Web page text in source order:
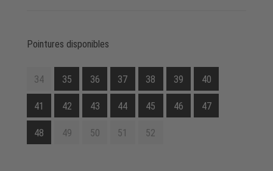
Pointures disponibles
34 35 36 37 38 39 40
41 42 43 44 45 46 47
48 49 50 51 52